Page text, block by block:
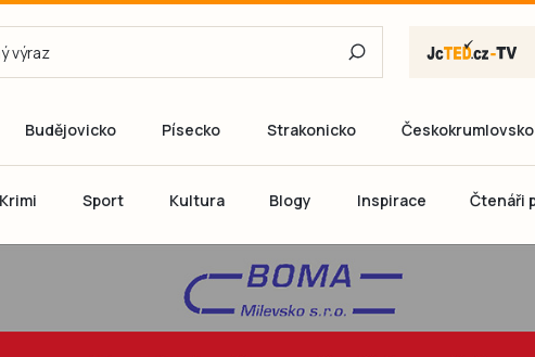
Budějovicko Písecko Strakonicko Českokrumlovsko
Krimi Sport Kultura Blogy Inspirace Čtenáři